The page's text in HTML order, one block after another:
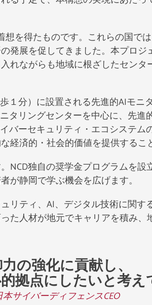
想を得たものです。これらの国で
発展を促してきました。本プロ
れながらも地域に根ざしたセン
分）に設置される先進的AIモニ
リングセンターを中心に、先進
ーセキュリティ・エコシステム
済的・社会的価値を提供するこ
NCD独自の奨学金プログラムを
が静岡で学ぶ機会を広げます。
リティ、AI、デジタル技術に関す
た人材が地元でキャリアを積み
の強化に貢献し、
拠点にしたいと考え
サイバーディフェンスCEO